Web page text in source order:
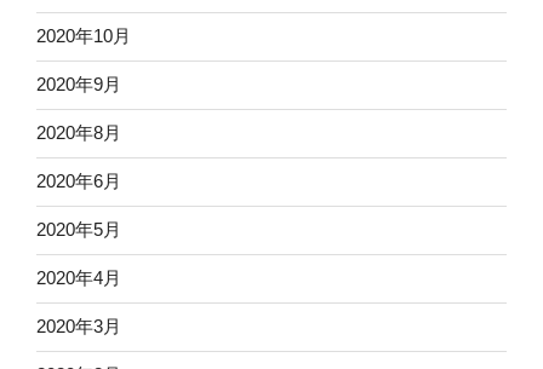
2020年10月
2020年9月
2020年8月
2020年6月
2020年5月
2020年4月
2020年3月